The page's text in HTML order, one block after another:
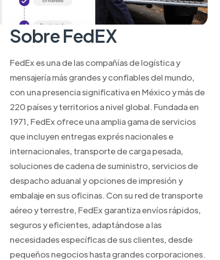
Sobre FedEX
FedEx es una de las compañías de logística y
mensajería más grandes y confiables del mundo,
con una presencia significativa en México y más de
220 países y territorios a nivel global. Fundada en
1971, FedEx ofrece una amplia gama de servicios
que incluyen entregas exprés nacionales e
internacionales, transporte de carga pesada,
soluciones de cadena de suministro, servicios de
despacho aduanal y opciones de impresión y
embalaje en sus oficinas. Con su red de transporte
aéreo y terrestre, FedEx garantiza envíos rápidos,
seguros y eficientes, adaptándose a las
necesidades específicas de sus clientes, desde
pequeños negocios hasta grandes corporaciones.